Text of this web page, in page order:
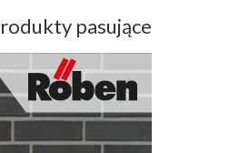
pasujące